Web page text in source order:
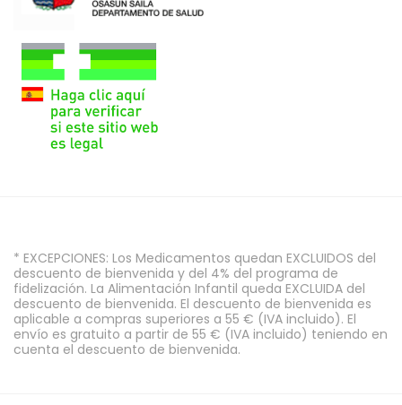
* EXCEPCIONES: Los Medicamentos quedan EXCLUIDOS del
descuento de bienvenida y del 4% del programa de
fidelización. La Alimentación Infantil queda EXCLUIDA del
descuento de bienvenida. El descuento de bienvenida es
aplicable a compras superiores a 55 € (IVA incluido). El
envío es gratuito a partir de 55 € (IVA incluido) teniendo en
cuenta el descuento de bienvenida.